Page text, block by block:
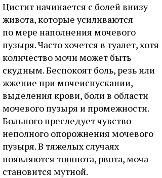
Цистит начинается с болей внизу
живота, которые усиливаются
по мере наполнения мочевого
пузыря. Часто хочется в туалет, хотя
количество мочи может быть
скудным. Беспокоят боль, резь или
жжение при мочеиспускании,
выделения крови, боли в области
мочевого пузыря и промежности.
Больного преследует чувство
неполного опорожнения мочевого
пузыря. В тяжелых случаях
появляются тошнота, рвота, моча
становится мутной.